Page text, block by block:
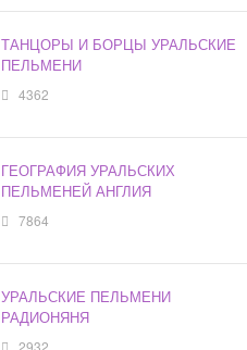
ТАНЦОРЫ И БОРЦЫ УРАЛЬСКИЕ
ПЕЛЬМЕНИ
4362
ГЕОГРАФИЯ УРАЛЬСКИХ
ПЕЛЬМЕНЕЙ АНГЛИЯ
7864
УРАЛЬСКИЕ ПЕЛЬМЕНИ
РАДИОНЯНЯ